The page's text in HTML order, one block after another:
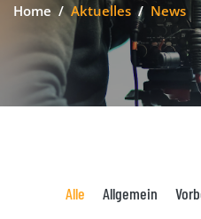
Home Aktuelles News
Alle Allgemein